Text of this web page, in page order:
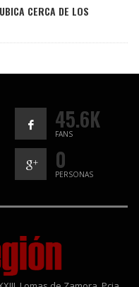
CERCA DE LOS
45.6K
FANS
0
PERSONAS